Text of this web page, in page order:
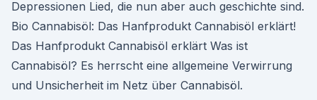
Depressionen Lied, die nun aber auch geschichte sind.
Bio Cannabisöl: Das Hanfprodukt Cannabisöl erklärt!
Das Hanfprodukt Cannabisöl erklärt Was ist
Cannabisöl? Es herrscht eine allgemeine Verwirrung
und Unsicherheit im Netz über Cannabisöl.